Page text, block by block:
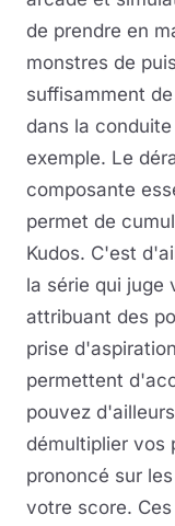
de prendre en
monstres de
suffisamment
dans la
exemple. Le
composante
permet de
Kudos. C'est
la série qui juge
attribuant des
prise
permettent
pouvez
démultiplier vos
prononcé sur
votre score.